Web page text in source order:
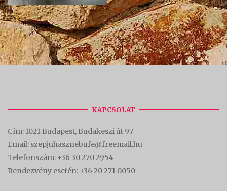
KAPCSOLAT
Cím: 1021 Budapest, Budakeszi út 97
Email: szepjuhasznebufe@freemail.hu
Telefonszám: +36 30 270 2954
Rendezvény esetén: +36 20 271 0050